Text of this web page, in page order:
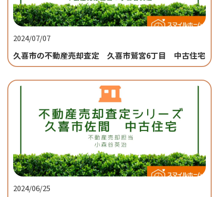
2024/07/07
久喜市の不動産売却査定 久喜市鷲宮6丁目 中古住宅
2024/06/25